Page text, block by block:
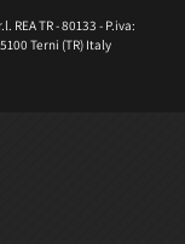
TR - 80133 - P.iva:
Terni (TR) Italy